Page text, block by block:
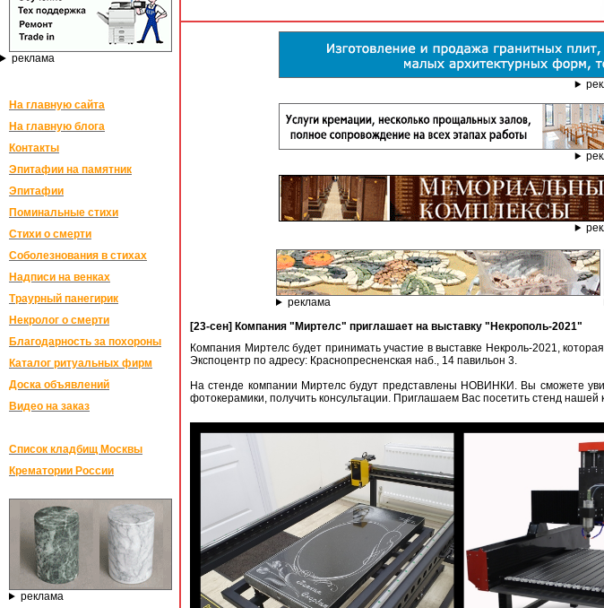
реклама
На главную сайта
На главную блога
Контакты
Эпитафии на памятник
Эпитафии
Поминальные стихи
Стихи о смерти
Соболезнования в стихах
Надписи на венках
Траурный панегирик
Некролог о смерти
Благодарность за похороны
Каталог ритуальных фирм
Доска объявлений
Видео на заказ
Список кладбищ Москвы
Крематории России
реклама
реклама
[23-сен] Компания "Миртелс" приглашает на выставку "Некрополь-2021"
Компания Миртелс будет принимать участие в выставке Некроль-2021,
Экспоцентр по адресу: Краснопресненская наб., 14 павильон 3.
На стенде компании Миртелс будут представлены НОВИНКИ. Вы сможете
фотокерамики, получить консультации. Приглашаем Вас посетить стенд